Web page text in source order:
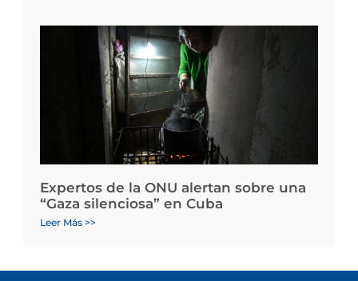
Expertos de la ONU alertan sobre una
“Gaza silenciosa” en Cuba
Leer Más >>